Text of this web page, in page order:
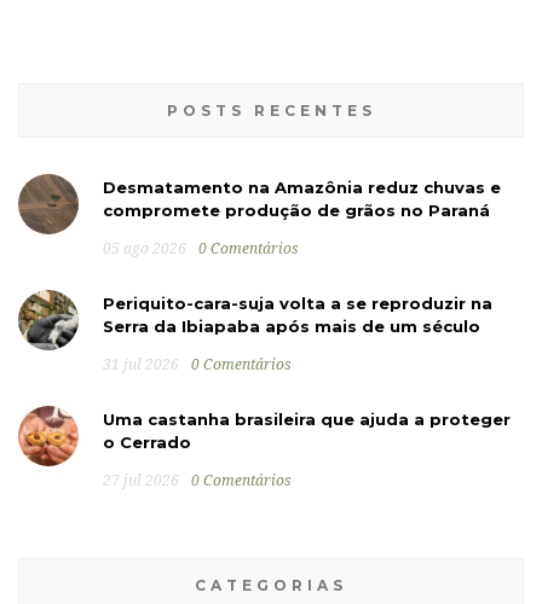
POSTS RECENTES
Desmatamento na Amazônia reduz chuvas e
compromete produção de grãos no Paraná
05 ago 2026 0 Comentários
Periquito-cara-suja volta a se reproduzir na
Serra da Ibiapaba após mais de um século
31 jul 2026 0 Comentários
Uma castanha brasileira que ajuda a proteger
o Cerrado
27 jul 2026 0 Comentários
CATEGORIAS